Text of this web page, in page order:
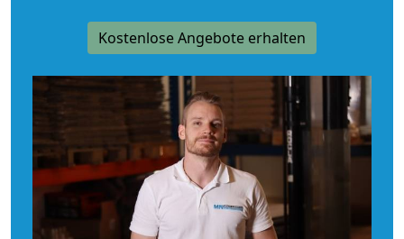
Kostenlose Angebote erhalten